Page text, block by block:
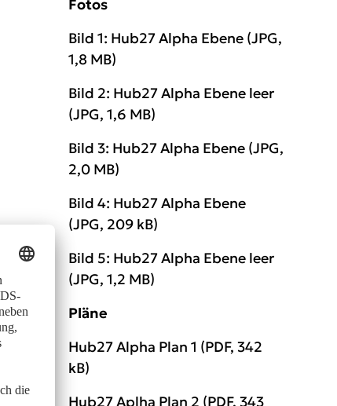
Fotos
Bild 1: Hub27 Alpha Ebene (JPG,
1,8 MB)
Bild 2: Hub27 Alpha Ebene leer
(JPG, 1,6 MB)
Bild 3: Hub27 Alpha Ebene (JPG,
2,0 MB)
Bild 4: Hub27 Alpha Ebene
(JPG, 209 kB)
Bild 5: Hub27 Alpha Ebene leer
(JPG, 1,2 MB)
Pläne
Hub27 Alpha Plan 1 (PDF, 342
kB)
Hub27 Aplha Plan 2 (PDF, 343